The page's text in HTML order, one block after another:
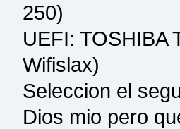
250)
UEFI: TOSHIBA
Wifislax)
Seleccion el
Dios mio pero